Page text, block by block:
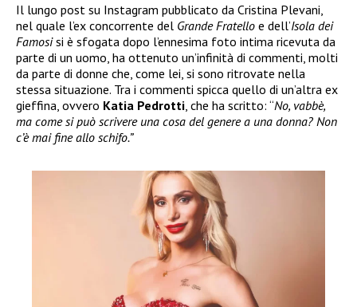
Il lungo post su Instagram pubblicato da Cristina Plevani,
nel quale l’ex concorrente del Grande Fratello e dell’Isola dei
Famosisi è sfogata dopo l’ennesima foto intima ricevuta da
parte di un uomo, ha ottenuto un’infinità di commenti, molti
da parte di donne che, come lei, si sono ritrovate nella
stessa situazione. Tra i commenti spicca quello di un’altra ex
gieffina, ovvero Katia Pedrotti , che ha scritto: “No, vabbè,
ma come si può scrivere una cosa del genere a una donna? Non
c’è mai fine allo schifo.”